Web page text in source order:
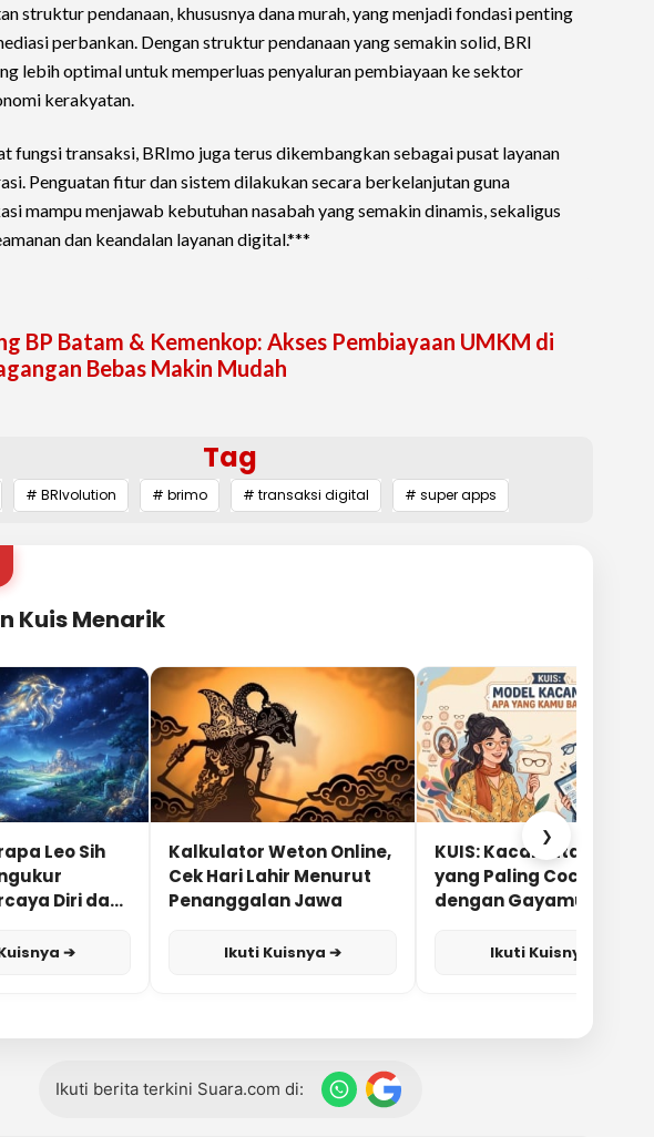
struktur pendanaan, khususnya dana murah, yang menjadi fondasi penting
perbankan. Dengan struktur pendanaan yang semakin solid, BRI
lebih optimal untuk memperluas penyaluran pembiayaan ke sektor
kerakyatan.
fungsi transaksi, BRImo juga terus dikembangkan sebagai pusat layanan
Penguatan fitur dan sistem dilakukan secara berkelanjutan guna
mampu menjawab kebutuhan nasabah yang semakin dinamis, sekaligus
dan keandalan layanan digital.***
BP Batam & Kemenkop: Akses Pembiayaan UMKM di
Bebas Makin Mudah
Tag
# BRIvolution # brimo # transaksi digital # super apps
Kuis Menarik
Leo Sih
Diri dan
➔
Kalkulator Weton Online,
Cek Hari Lahir Menurut
Penanggalan Jawa
Ikuti Kuisnya ➔
KUIS: Kacamata Apa
yang Paling Cocok
dengan Gayamu?
Ikuti Kuisnya ➔
❯
Ikuti berita terkini Suara.com di: